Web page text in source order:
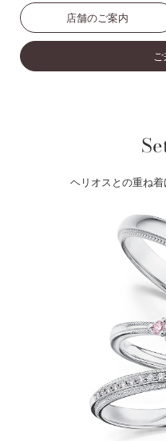
店舗のご案内
ヘリオスとの重ね